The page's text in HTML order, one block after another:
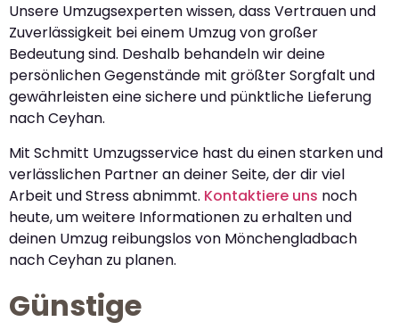
Unsere Umzugsexperten wissen, dass Vertrauen und
Zuverlässigkeit bei einem Umzug von großer
Bedeutung sind. Deshalb behandeln wir deine
persönlichen Gegenstände mit größter Sorgfalt und
gewährleisten eine sichere und pünktliche Lieferung
nach Ceyhan.
Mit Schmitt Umzugsservice hast du einen starken und
verlässlichen Partner an deiner Seite, der dir viel
Arbeit und Stress abnimmt. Kontaktiere uns noch
heute, um weitere Informationen zu erhalten und
deinen Umzug reibungslos von Mönchengladbach
nach Ceyhan zu planen.
Günstige